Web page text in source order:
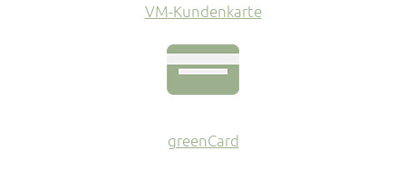
VM-Kundenkarte
greenCard